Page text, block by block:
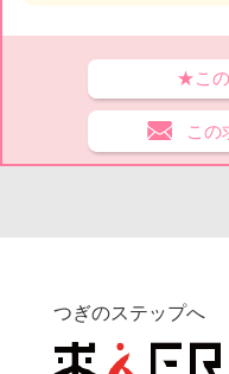
★この
この
つぎのステップへ